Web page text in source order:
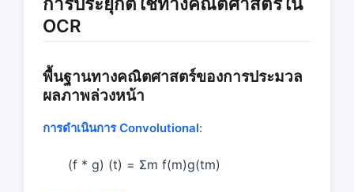
OCR
พื้นฐานทางคณิตศาสตร์ของการประมวล
ผลภาพล่วงหน้า
การดําเนินการ Convolutional:
(f * g) (t) = Σm f(m)g(tm)